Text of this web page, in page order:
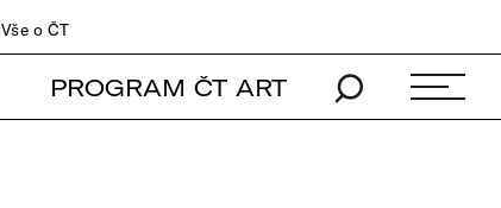
Vše o ČT
PROGRAM ČT ART